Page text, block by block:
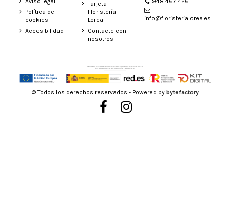
Política de
cookies
Accesibilidad
Tarjeta
Floristería
Lorea
Contacte con
nosotros
info@floristerialorea.es
© Todos los derechos reservados - Powered by bytefactory